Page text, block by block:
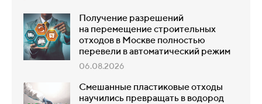
Получение разрешений
на перемещение строительных
отходов в Москве полностью
перевели в автоматический режим
06.08.2026
Смешанные пластиковые отходы
научились превращать в водород